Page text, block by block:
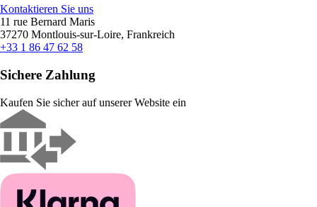
Kontaktieren Sie uns
11 rue Bernard Maris
37270 Montlouis-sur-Loire, Frankreich
+33 1 86 47 62 58
Sichere Zahlung
Kaufen Sie sicher auf unserer Website ein